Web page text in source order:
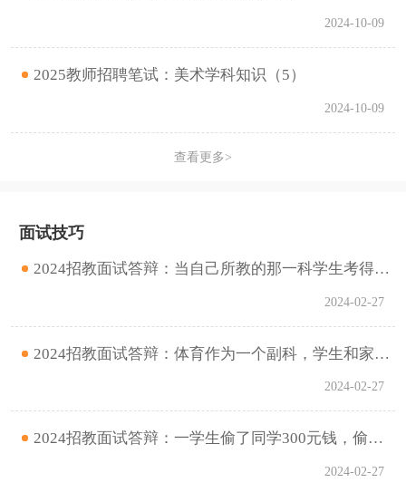
2024-10-09
2025教师招聘笔试：美术学科知识（5）
2024-10-09
查看更多>
面试技巧
2024招教面试答辩：当自己所教的那一科学生考得不好时，怎么办？
2024-02-27
2024招教面试答辩：体育作为一个副科，学生和家长把它作为一个小学科，你是怎么看待这个问题的？
2024-02-27
2024招教面试答辩：一学生偷了同学300元钱，偷钱学生的母亲跑到学校和老师吵架说，是学校没有教育好她的孩子，你应怎么处理？
2024-02-27